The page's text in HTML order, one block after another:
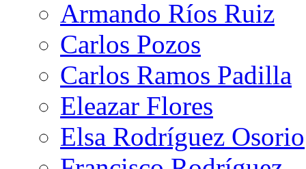
Armando Ríos Ruiz
Carlos Pozos
Carlos Ramos Padilla
Eleazar Flores
Elsa Rodríguez Osorio